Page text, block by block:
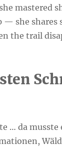
mastered
— she
the trail
… da musste